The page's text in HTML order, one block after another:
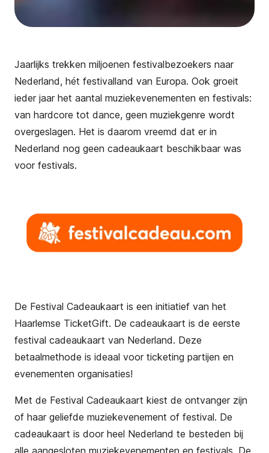
Jaarlijks trekken miljoenen festivalbezoekers naar
Nederland, hét festivalland van Europa. Ook groeit
ieder jaar het aantal muziekevenementen en festivals:
van hardcore tot dance, geen muziekgenre wordt
overgeslagen. Het is daarom vreemd dat er in
Nederland nog geen cadeaukaart beschikbaar was
voor festivals.
De Festival Cadeaukaart is een initiatief van het
Haarlemse TicketGift. De cadeaukaart is de eerste
festival cadeaukaart van Nederland. Deze
betaalmethode is ideaal voor ticketing partijen en
evenementen organisaties!
Met de Festival Cadeaukaart kiest de ontvanger zijn
of haar geliefde muziekevenement of festival. De
cadeaukaart is door heel Nederland te besteden bij